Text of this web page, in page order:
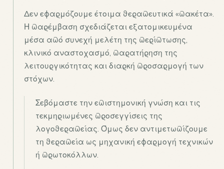
Δεν εφαρμόζουμε έτοιμα θεραπευτικά «πακέτα».
Η παρέμβαση σχεδιάζεται εξατομικευμένα
μέσα από συνεχή μελέτη της περίπτωσης,
κλινικό αναστοχασμό, παρατήρηση της
λειτουργικότητας και διαρκή προσαρμογή των
στόχων.
Σεβόμαστε την επιστημονική γνώση και τις
τεκμηριωμένες προσεγγίσεις της
λογοθεραπείας. Όμως δεν αντιμετωπίζουμε
τη θεραπεία ως μηχανική εφαρμογή τεχνικών
ή πρωτοκόλλων.